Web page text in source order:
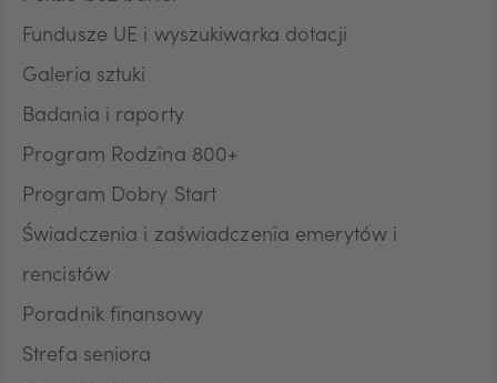
JPY
DKK
Fundusze UE i wyszukiwarka dotacji
Galeria sztuki
Badania i raporty
Program Rodzina 800+
Program Dobry Start
Świadczenia i zaświadczenia emerytów i
rencistów
Poradnik finansowy
Strefa seniora